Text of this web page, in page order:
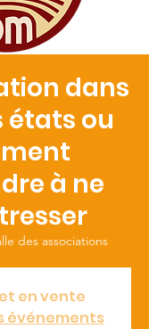
dans
états ou
à ne
des associations
en vente
événements